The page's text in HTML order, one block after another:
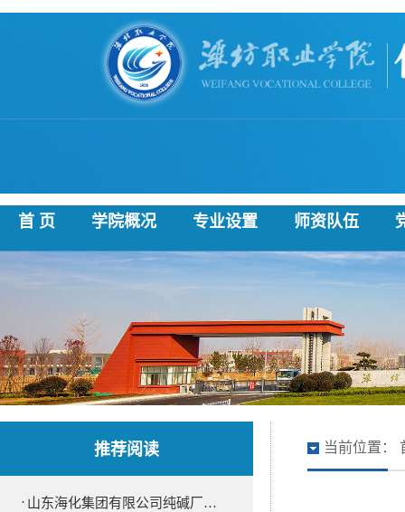
首 页 学院概况 专业设置 师资队伍
推荐阅读
· 山东海化集团有限公司纯碱厂…
当前位置：